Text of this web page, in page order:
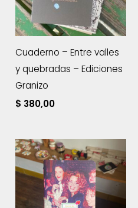
Cuaderno – Entre valles
y quebradas – Ediciones
Granizo
$ 380,00